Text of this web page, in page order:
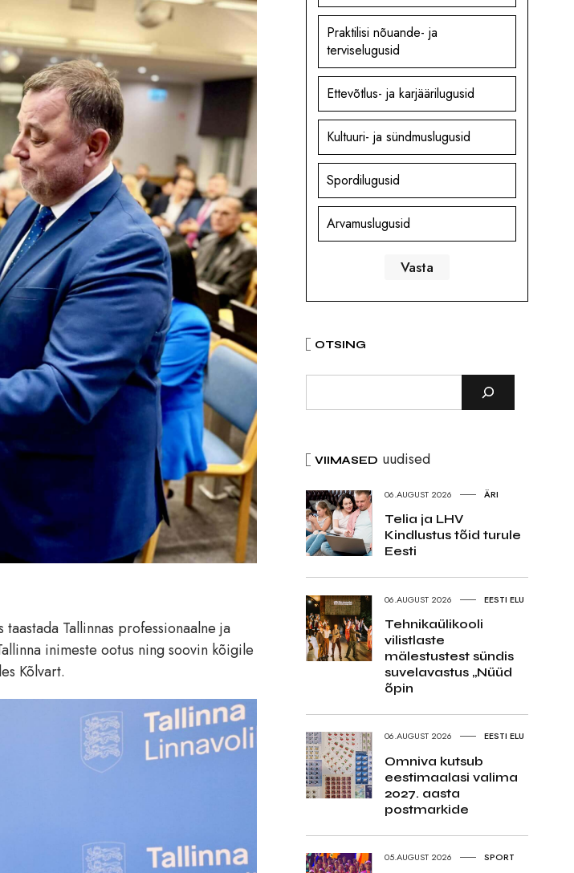
Tallinnas professionaalne ja
inimeste ootus ning soovin kõigile
Kõlvart.
Praktilisi nõuande- ja
terviselugusid
Ettevõtlus- ja karjäärilugusid
Kultuuri- ja sündmuslugusid
Spordilugusid
Arvamuslugusid
OTSING
VIIMASED uudised
06.AUGUST 2026 ÄRI
Telia ja LHV
Kindlustus tõid turule
Eesti
06.AUGUST 2026 EESTI ELU
Tehnikaülikooli
vilistlaste
mälestustest sündis
suvelavastus „Nüüd
õpin
06.AUGUST 2026 EESTI ELU
Omniva kutsub
eestimaalasi valima
2027. aasta
postmarkide
05.AUGUST 2026 SPORT